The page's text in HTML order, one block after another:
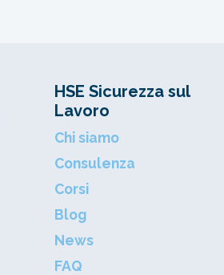
HSE Sicurezza sul
Lavoro
Chi siamo
Consulenza
Corsi
Blog
News
FAQ